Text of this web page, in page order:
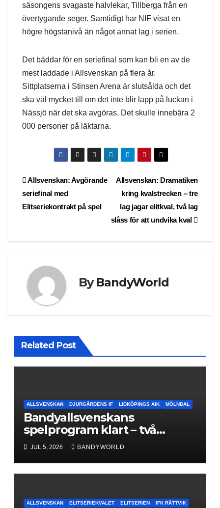
säsongens svagaste halvlekar, Tillberga från en
övertygande seger. Samtidigt har NIF visat en
högre högstanivå än något annat lag i serien.
Det bäddar för en seriefinal som kan bli en av de
mest laddade i Allsvenskan på flera år.
Sittplatserna i Stinsen Arena är slutsålda och det
ska väl mycket till om det inte blir lapp på luckan i
Nässjö när det ska avgöras. Det skulle innebära 2
000 personer på läktarna.
Post
navigation
Allsvenskan: Dramatiken
kring kvalstrecken – tre
lag jagar elitkval, två lag
slåss för att undvika kval
Allsvenskan: Avgörande
seriefinal med
Elitseriekontrakt på spel
ByBandyWorld
Related Post
ALLSVENSKAN DJURGÅRDENS IF LIDKÖPINGS AIK MÖLNDAL
Bandyallsvenskans
spelprogram klart – två
föreningar jagar sin
elitseriesäsong
JUL 5, 2026 BANDYWORLD
ALLSVENSKAN ELITSERIEKVALET ELITSERIEN
IFK RÄTTVIK